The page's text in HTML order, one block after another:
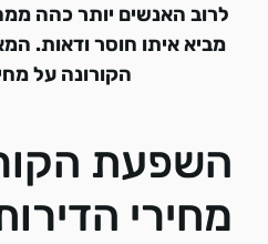
לרוב האנשים יותר כהה
מביא איתו חוסר ודאות.
הקורונה על
השפעת
מחירי